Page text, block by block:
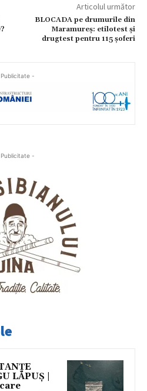
Articolul următor
BLOCADA pe drumurile din
Maramureș: etilotest și
drugtest pentru 115 șoferi
-
-
LĂPUȘ |